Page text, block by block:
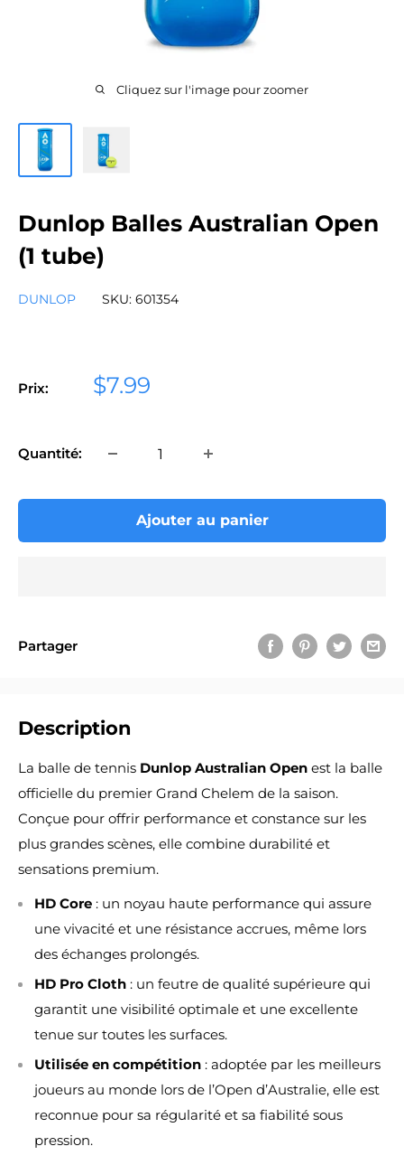
Cliquez sur l'image pour zoomer
Dunlop Balles Australian Open
(1 tube)
DUNLOP SKU: 601354
Prix:
Prix
$7.99
Quantité:
Ajouter au panier
Partager
Description
La balle de tennis Dunlop Australian Open est la balle
officielle du premier Grand Chelem de la saison.
Conçue pour offrir performance et constance sur les
plus grandes scènes, elle combine durabilité et
sensations premium.
HD Core : un noyau haute performance qui assure
une vivacité et une résistance accrues, même lors
des échanges prolongés.
HD Pro Cloth : un feutre de qualité supérieure qui
garantit une visibilité optimale et une excellente
tenue sur toutes les surfaces.
Utilisée en compétition : adoptée par les meilleurs
joueurs au monde lors de l’Open d’Australie, elle est
reconnue pour sa régularité et sa fiabilité sous
pression.